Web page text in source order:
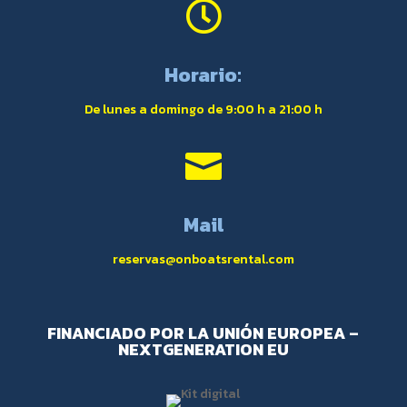

Horario:
De lunes a domingo de 9:00 h a 21:00 h

Mail
reservas@onboatsrental.com
FINANCIADO POR LA UNIÓN EUROPEA –
NEXTGENERATION EU